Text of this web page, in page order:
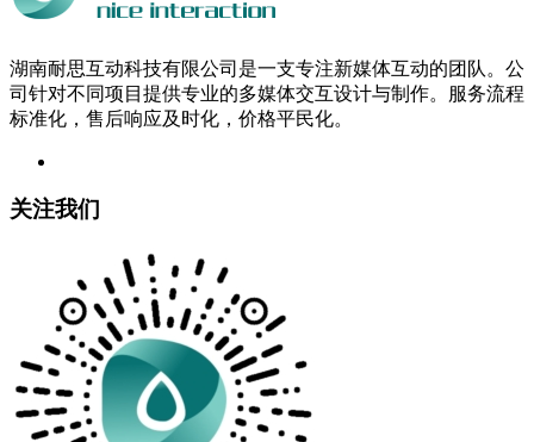
湖南耐思互动科技有限公司是一支专注新媒体互动的团队。公
司针对不同项目提供专业的多媒体交互设计与制作。服务流程
标准化，售后响应及时化，价格平民化。
关注我们